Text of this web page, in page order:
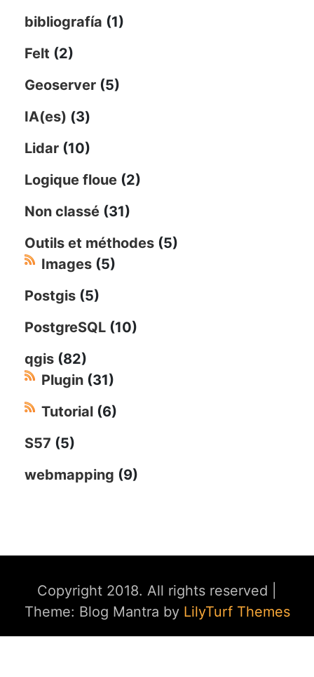
bibliografía (1)
Felt (2)
Geoserver (5)
IA(es) (3)
Lidar (10)
Logique floue (2)
Non classé (31)
Outils et méthodes (5)
Images (5)
Postgis (5)
PostgreSQL (10)
qgis (82)
Plugin (31)
Tutorial (6)
S57 (5)
webmapping (9)
Copyright 2018. All rights reserved
Theme: Blog Mantra by LilyTurf Themes